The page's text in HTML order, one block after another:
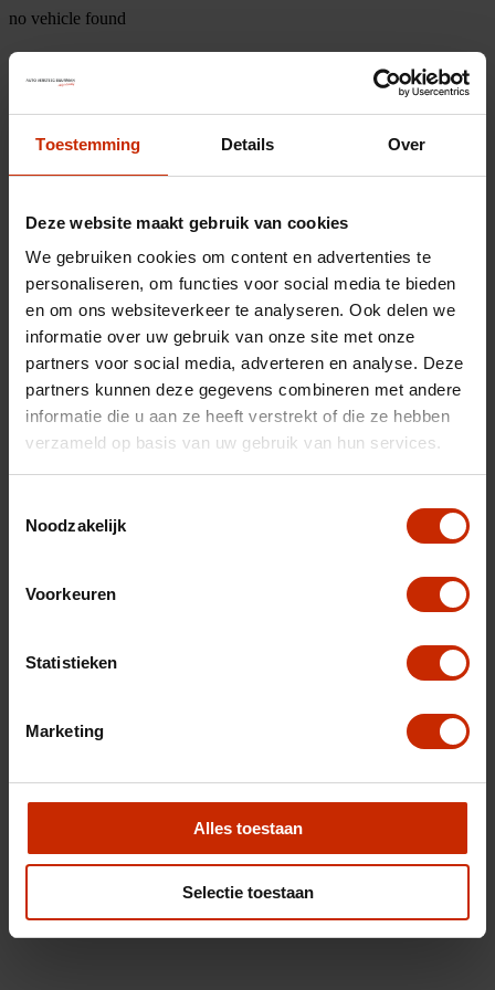
Toestemming Details Over
Deze website maakt gebruik van cookies
We gebruiken cookies om content en advertenties te
personaliseren, om functies voor social media te bieden
en om ons websiteverkeer te analyseren. Ook delen we
informatie over uw gebruik van onze site met onze
partners voor social media, adverteren en analyse. Deze
partners kunnen deze gegevens combineren met andere
informatie die u aan ze heeft verstrekt of die ze hebben
verzameld op basis van uw gebruik van hun services.
Noodzakelijk
Voorkeuren
Statistieken
Marketing
Alles toestaan
Selectie toestaan
no vehicle found